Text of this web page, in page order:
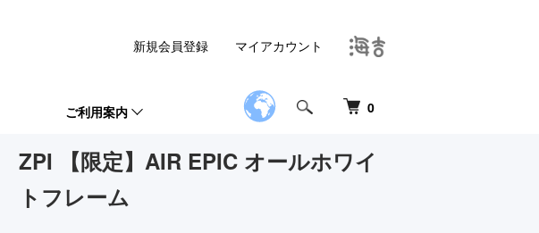
0
ご利用案内
新規会員登録 マイアカウント
ZPI 【限定】AIR EPIC オールホワイ
トフレーム